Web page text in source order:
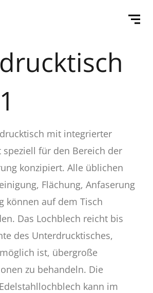
mit integrierter
speziell für den Bereich der
konzipiert. Alle üblichen
Flächung, Anfaserung
können auf dem Tisch
Das Lochblech reicht bis
des Unterdrucktisches,
ist, übergroße
zu behandeln. Die
kann im